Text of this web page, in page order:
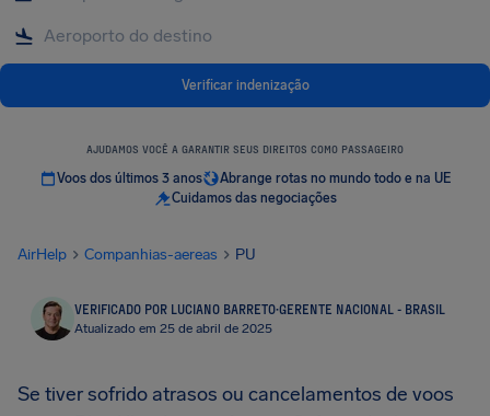
Verificar indenização
AJUDAMOS VOCÊ A GARANTIR SEUS DIREITOS COMO PASSAGEIRO
Voos dos últimos 3 anos
Abrange rotas no mundo todo e na UE
Cuidamos das negociações
AirHelp Companhias-aereas PU
VERIFICADO POR LUCIANO BARRETO·GERENTE NACIONAL - BRASIL
Atualizado em 25 de abril de 2025
Se tiver sofrido atrasos ou cancelamentos de voos